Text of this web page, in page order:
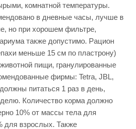
комнатной температуры.
в дневные часы, лучше в
но при хорошем фильтре,
также допустимо. Рацион
меньше 15 см по пластрону)
пищи, гранулированные
фирмы: Tetra, JBL,
питаться 1 раз в день,
Количество корма должно
10% от массы тела для
для взрослых. Также